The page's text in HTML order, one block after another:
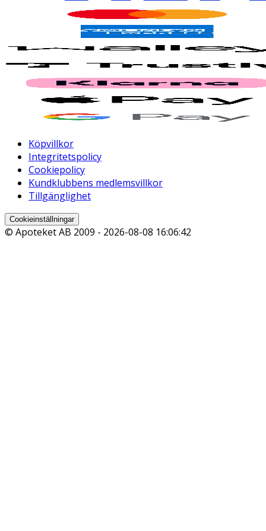
Köpvillkor
Integritetspolicy
Cookiepolicy
Kundklubbens medlemsvillkor
Tillgänglighet
Cookieinställningar
© Apoteket AB 2009 - 2026-08-08 16:06:42